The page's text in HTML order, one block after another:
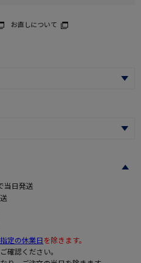
お直しについて
当日発送
定の休業日を除きます。
確認ください。